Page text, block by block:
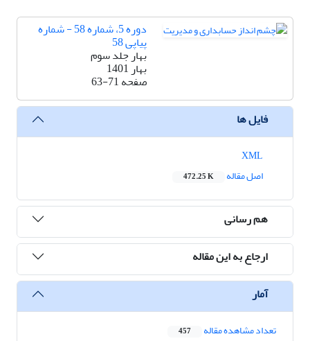
دوره 5، شماره 58 - شماره
پیاپی 58
بهار جلد سوم
بهار 1401
صفحه63-71
فایل ها
اصل مقاله
472.25 K
هم رسانی
ارجاع به این مقاله
آمار
تعداد مشاهده مقاله 457